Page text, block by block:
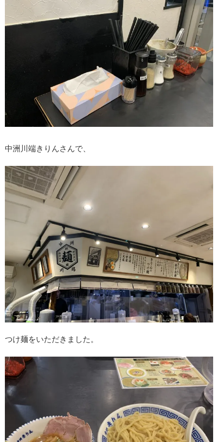
中洲川端きりんさんで、
つけ麺をいただきました。